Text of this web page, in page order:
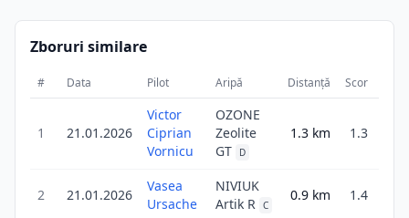
Zboruri similare
# Data Pilot Aripă Distanță Scor
1 21.01.2026
Victor
Ciprian
Vornicu
OZONE
Zeolite
GT
D
1.3 km 1.3
2 21.01.2026
Vasea
Ursache
NIVIUK
Artik R C
0.9 km 1.4